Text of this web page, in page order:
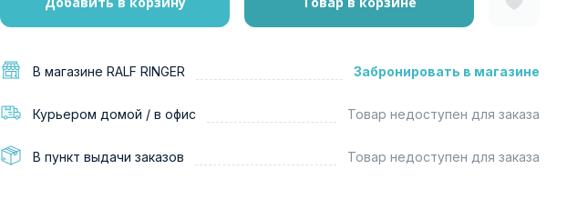
В магазине RALF RINGER Забронировать в магазине
Курьером домой / в офис Товар недоступен для заказа
В пункт выдачи заказов Товар недоступен для заказа